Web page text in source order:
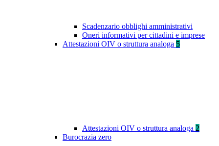
Scadenzario obblighi amministrativi
Oneri informativi per cittadini e imprese
Attestazioni OIV o struttura analoga 5
Attestazioni OIV o struttura analoga 2
Burocrazia zero